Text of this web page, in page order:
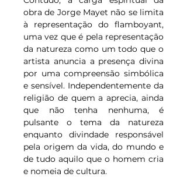
obra de Jorge Mayet não se limita
à representação do flamboyant,
uma vez que é pela representação
da natureza como um todo que o
artista anuncia a presença divina
por uma compreensão simbólica
e sensível. Independentemente da
religião de quem a aprecia, ainda
que não tenha nenhuma, é
pulsante o tema da natureza
enquanto divindade responsável
pela origem da vida, do mundo e
de tudo aquilo que o homem cria
e nomeia de cultura.